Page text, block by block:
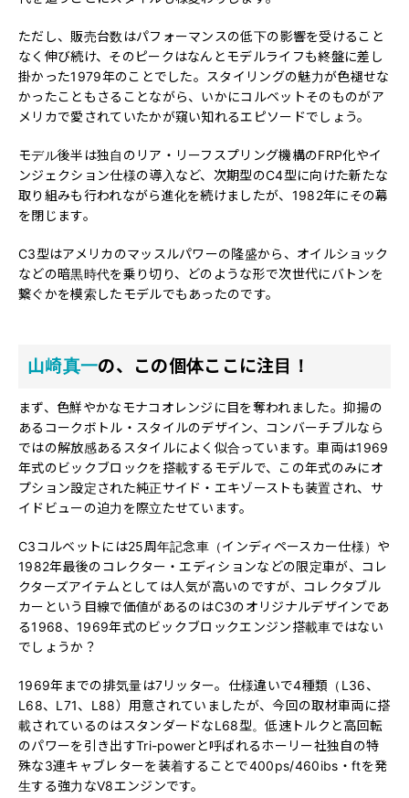
ただし、販売台数はパフォーマンスの低下の影響を受けること
なく伸び続け、そのピークはなんとモデルライフも終盤に差し
掛かった1979年のことでした。スタイリングの魅力が色褪せな
かったこともさることながら、いかにコルベットそのものがア
メリカで愛されていたかが窺い知れるエピソードでしょう。
モデル後半は独自のリア・リーフスプリング機構のFRP化やイ
ンジェクション仕様の導入など、次期型のC4型に向けた新たな
取り組みも行われながら進化を続けましたが、1982年にその幕
を閉じます。
C3型はアメリカのマッスルパワーの隆盛から、オイルショック
などの暗黒時代を乗り切り、どのような形で次世代にバトンを
繋ぐかを模索したモデルでもあったのです。
山崎真一の、この個体ここに注目！
まず、色鮮やかなモナコオレンジに目を奪われました。抑揚の
あるコークボトル・スタイルのデザイン、コンバーチブルなら
ではの解放感あるスタイルによく似合っています。車両は1969
年式のビックブロックを搭載するモデルで、この年式のみにオ
プション設定された純正サイド・エキゾーストも装置され、サ
イドビューの迫力を際立たせています。
C3コルベットには25周年記念車（インディペースカー仕様）や
1982年最後のコレクター・エディションなどの限定車が、コレ
クターズアイテムとしては人気が高いのですが、コレクタブル
カーという目線で価値があるのはC3のオリジナルデザインであ
る1968、1969年式のビックブロックエンジン搭載車ではない
でしょうか？
1969年までの排気量は7リッター。仕様違いで4種類（L36、
L68、L71、L88）用意されていましたが、今回の取材車両に搭
載されているのはスタンダードなL68型。低速トルクと高回転
のパワーを引き出すTri-powerと呼ばれるホーリー社独自の特
殊な3連キャブレターを装着することで400ps/460ibs・ftを発
生する強力なV8エンジンです。